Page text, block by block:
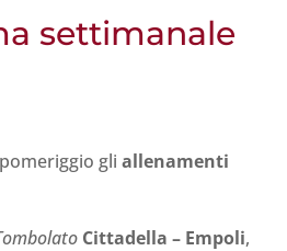
settimanale
gli allenamenti
Cittadella – Empoli,